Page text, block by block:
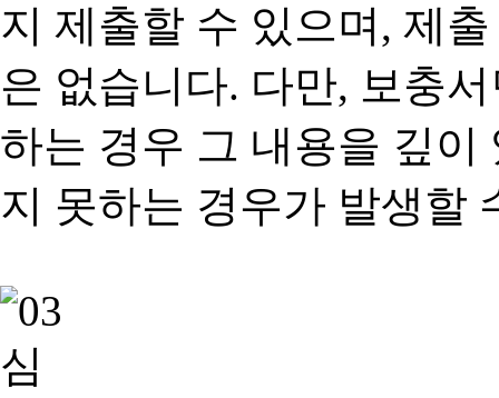
지 제출할 수 있으며, 제
은 없습니다. 다만, 보충
하는 경우 그 내용을 깊이
지 못하는 경우가 발생할